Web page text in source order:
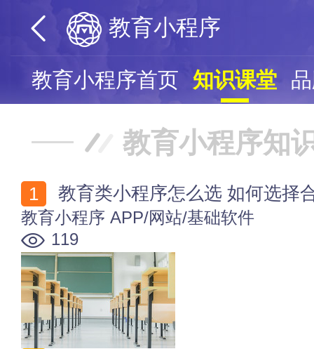
教育小程序
教育小程序首页 知识课堂
教育小程序知
教育类小程序怎么选 如何选择
教育小程序 APP/网站/基础软件
119